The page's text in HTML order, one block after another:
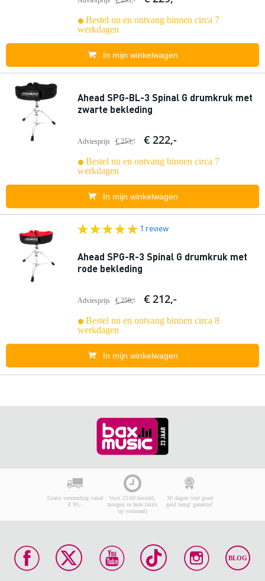
Bestel nu en ontvang binnen circa 7
werkdagen
In mijn winkelwagen
Ahead SPG-BL-3 Spinal G drumkruk met
zwarte bekleding
Adviesprijs € 253,- € 222,-
Bestel nu en ontvang binnen circa 7
werkdagen
In mijn winkelwagen
1 review
Ahead SPG-R-3 Spinal G drumkruk met
rode bekleding
Adviesprijs € 256,- € 212,-
Bestel nu en ontvang binnen circa 8
werkdagen
In mijn winkelwagen
Gratis verzending vanaf
€ 99,-
Voor 23:00 besteld,
morgen in huis (mits
op voorraad)
30 dagen 'niet goed
geld terug' garantie!
BLOG